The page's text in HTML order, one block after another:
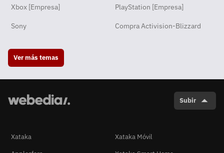
Xbox [Empresa] PlayStation [Empresa]
Sony Compra Activision-Blizzard
Ver más temas
Subir
Xataka
Xataka Móvil